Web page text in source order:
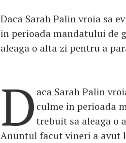
Daca Sarah Palin vroia sa
in perioada mandatului de
aleaga o alta zi pentru a
D aca Sarah Palin
culme in perioada
trebuit sa aleaga o
Anuntul facut vineri a avut